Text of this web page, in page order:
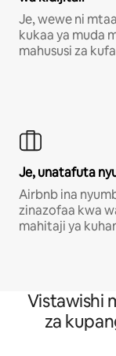
Je, wewe ni
kukaa ya muda
mahususi za
Je, unatafuta
Airbnb ina
zinazofaa kwa
mahitaji ya
Vistawishi
za